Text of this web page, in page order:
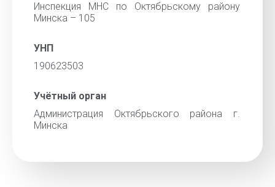
Инспекция МНС по Октябрьскому району
Минска – 105
УНП
190623503
Учётный орган
Администрация Октябрьского района г.
Минска